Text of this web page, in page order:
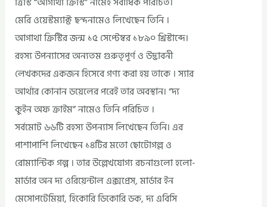
মেরি ওয়েস্টম্যাক্ট ছন্দনামেও লিখেছেন তিনি ।
আগাথা ক্রিস্টির জন্ম ১৫ সেপ্টেম্বর ১৮৯০ খ্রিস্টাব্দে।
রহস্য উপন্যাসের অন্যতম গুরুতৃপূর্ণ ও উদ্ভাবনী
লেখকদের একজন হিসেবে গণ্য করা হয় তাকে । স্যার
আর্থার কোনান ডয়েলের পরেই তার অবস্থান। “দ্য
কুইন অফ ক্রাইম” নামেও তিনি পরিচিত ।
সর্বমোট ৬৬টি রহস্য উপন্যাস লিখেছেন তিনি। এর
পাশাপাশি লিখেছেন ১৪টির মতো ছোটোগল্ল ও
রোম্যান্টিক গল্প । তার উল্লেখযোগ্য রচনাগুলো হলো-
মার্ডার অন দ্য ওরিয়েন্টাল এক্সপ্রেস, মার্ডার ইন
মেসোপটেমিয়া, হিকোরি ডিকোরি ডক, দ্য এবিসি